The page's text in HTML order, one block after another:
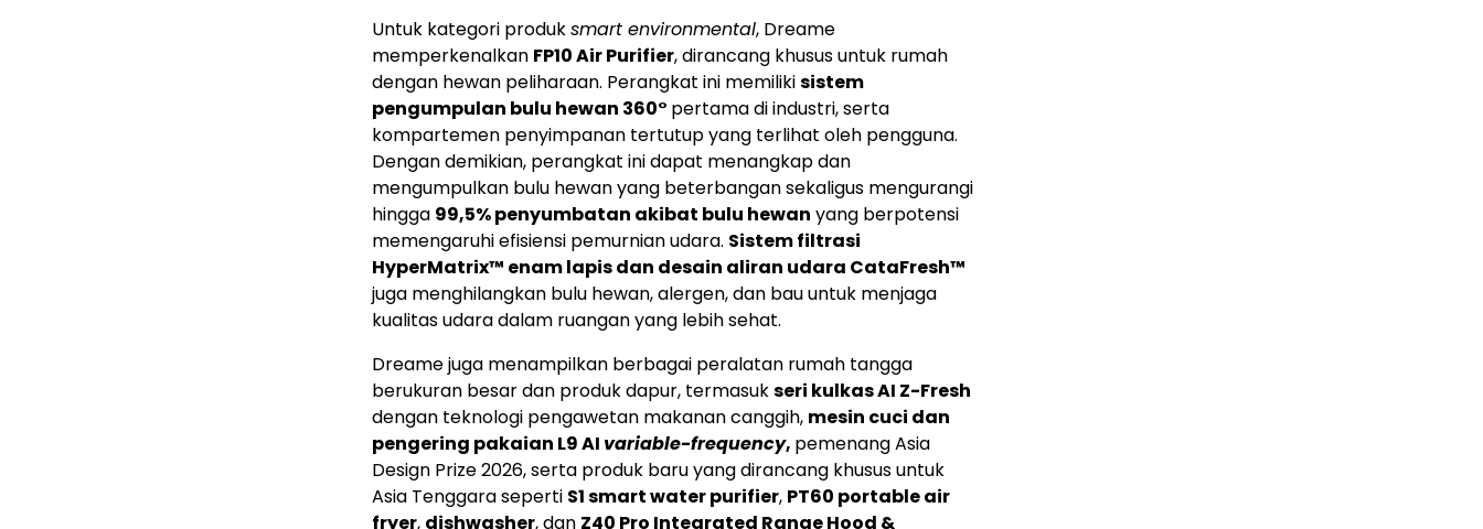
Untuk kategori produksmart environmental, Dreame
memperkenalkan FP10 Air Purifier, dirancang khusus untuk rumah
dengan hewan peliharaan. Perangkat ini memilikisistem
pengumpulan bulu hewan 360° pertama di industri, serta
kompartemen penyimpanan tertutup yang terlihat oleh pengguna.
Dengan demikian, perangkat ini dapat menangkap dan
mengumpulkan bulu hewan yang beterbangan sekaligus mengurangi
hingga 99,5% penyumbatan akibat bulu hewan yang berpotensi
memengaruhi efisiensi pemurnian udara. Sistem filtrasi
HyperMatrix™ enam lapis dan desain aliran udara CataFresh™
juga menghilangkan bulu hewan, alergen, dan bau untuk menjaga
kualitas udara dalam ruangan yang lebih sehat.
Dreame juga menampilkan berbagai peralatan rumah tangga
berukuran besar dan produk dapur, termasukseri kulkas AI Z-Fresh
dengan teknologi pengawetan makanan canggih, mesin cuci dan
pengering pakaian L9 AI variable-frequency, pemenang Asia
Design Prize 2026, serta produk baru yang dirancang khusus untuk
Asia Tenggara seperti S1 smart water purifier, PT60 portable air
fryer, dishwasher, dan Z40 Pro Integrated Range Hood &